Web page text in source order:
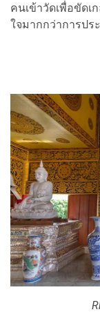
คนเข้าวัดเพื่อขัดเ
ใจมากกว่าการป